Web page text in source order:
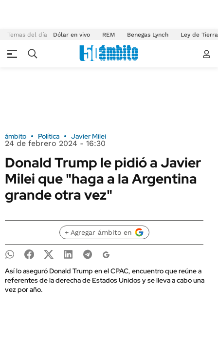
Temas del día Dólar en vivo REM Benegas Lynch Ley de
ámbito Política Javier Milei
24 de febrero 2024 - 16:30
Donald Trump le pidió a Javier
Milei que "haga a la Argentina
grande otra vez"
+ Agregar ámbito en
Así lo aseguró Donald Trump en el CPAC, encuentro que reúne a
referentes de la derecha de Estados Unidos y se lleva a cabo una
vez por año.